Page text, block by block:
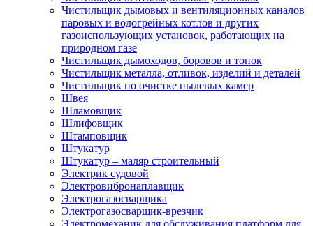
Чистильщик дымовых и вентиляционных каналов
паровых и водогрейных котлов и других
газоиспользующих установок, работающих на
природном газе
Чистильщик дымоходов, боровов и топок
Чистильщик металла, отливок, изделий и деталей
Чистильщик по очистке пылевых камер
Швея
Шламовщик
Шлифовщик
Штамповщик
Штукатур
Штукатур – маляр строительный
Электрик судовой
Электровибронаплавщик
Электрогазосварщика
Электрогазосварщик-врезчик
Электромеханик для обслуживания платформ для